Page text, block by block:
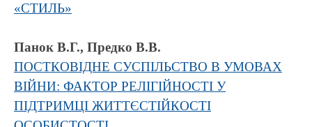
«СТИЛЬ»
Панок В.Г., Предко В.В.
ПОСТКОВІДНЕ СУСПІЛЬСТВО В УМОВАХ
ВІЙНИ: ФАКТОР РЕЛІГІЙНОСТІ У
ПІДТРИМЦІ ЖИТТЄСТІЙКОСТІ